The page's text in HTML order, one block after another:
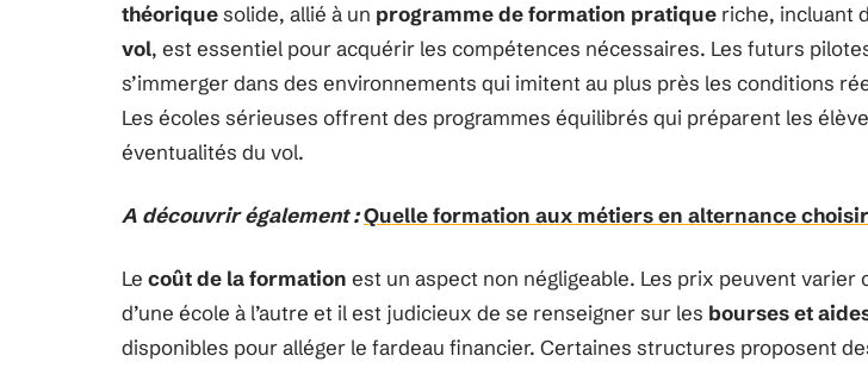
théoriquesolide, allié à un programme de formation pratique riche, incluant
vol, est essentiel pour acquérir les compétences nécessaires. Les futurs
s’immerger dans des environnements qui imitent au plus près les conditions
Les écoles sérieuses offrent des programmes équilibrés qui préparent les
éventualités du vol.
A découvrir également :Quelle formation aux métiers en alternance
Le coût de la formation est un aspect non négligeable. Les prix peuvent varier
d’une école à l’autre et il est judicieux de se renseigner sur les bourses et
disponibles pour alléger le fardeau financier. Certaines structures proposent